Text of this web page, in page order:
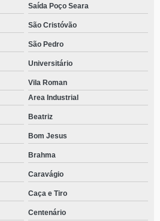
Saída Poço Seara
São Cristóvão
São Pedro
Universitário
Vila Roman
Area Industrial
Beatriz
Bom Jesus
Brahma
Caravágio
Caça e Tiro
Centenário